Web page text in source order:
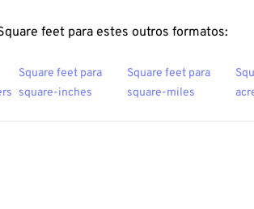
feet para estes outros formatos:
Square feet para
square-inches
Square feet para
square-miles